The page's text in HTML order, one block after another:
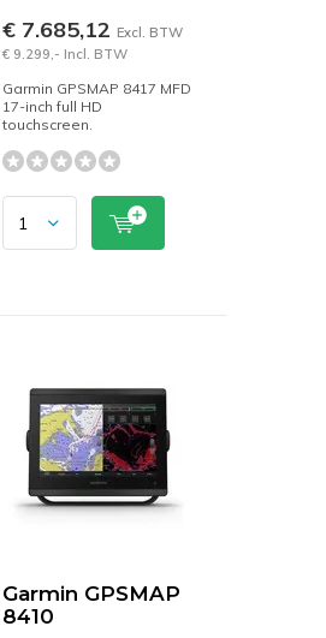
€ 7.685,12 Excl. BTW
€ 9.299,- Incl. BTW
Garmin GPSMAP 8417 MFD
17-inch full HD
touchscreen.
Garmin GPSMAP
8410